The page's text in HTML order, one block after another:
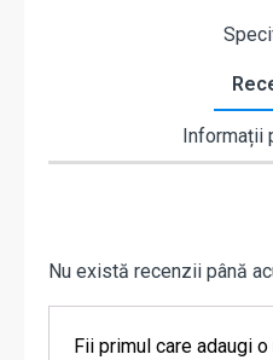
Informații
Nu există recenzii până
Fii primul care adaugi